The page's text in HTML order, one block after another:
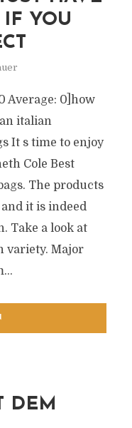
YOU
Average: 0]how
italian
It s time to enjoy
Cole Best
The products
it is indeed
Take a look at
variety. Major
DEM